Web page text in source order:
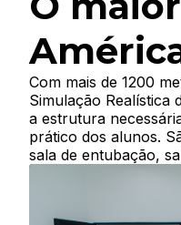
Com mais de 1200
Simulação Realística
a estrutura
prático dos alunos.
sala de entubação,